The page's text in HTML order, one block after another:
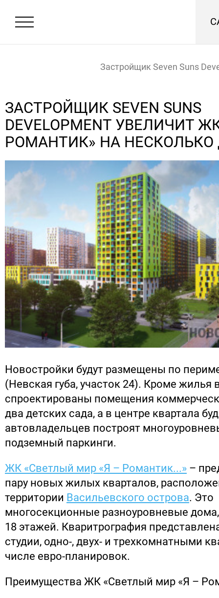
Главная Новости
Застройщик Seven Suns
несколько домов
ЗАСТРОЙЩИК SEVEN SUNS
DEVELOPMENT УВЕЛИЧИТ
РОМАНТИК» НА
Новостройки будут размещены по
(Невская губа, участок 24). Кроме жилья
спроектированы помещения
два детских сада, а в центре квартала
автовладельцев построят
подземный паркинги.
ЖК «Светлый мир «Я – Романтик...» –
пару новых жилых кварталов,
территории Васильевского острова. Это
многосекционные разноуровневые
18 этажей. Кваритрография
студии, одно-, двух- и трехкомнатными
числе евро-планировок.
Преимущества ЖК «Светлый мир «Я –